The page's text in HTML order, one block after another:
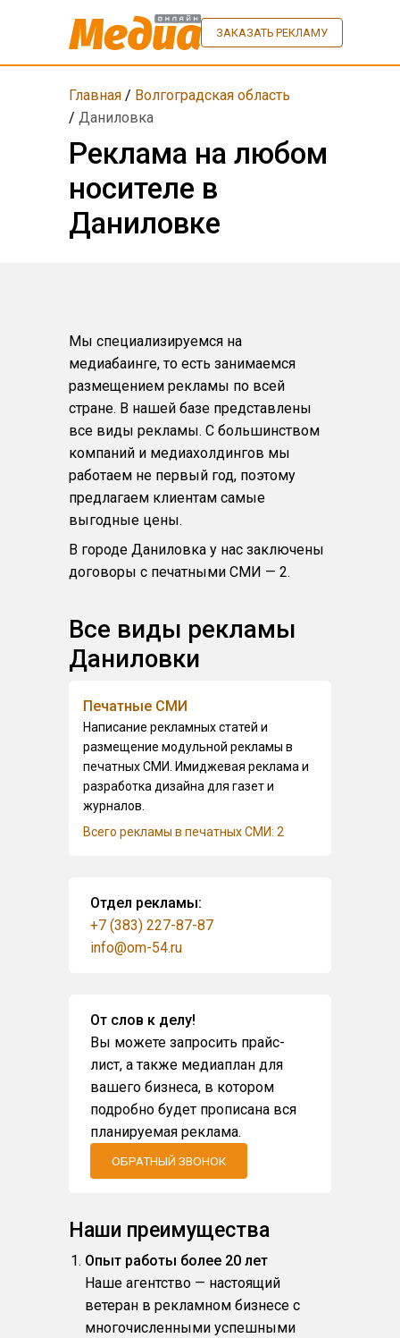
ЗАКАЗАТЬ РЕКЛАМУ
Главная / Волгоградская область
/Даниловка
Реклама на любом
носителе в
Даниловке
Мы специализируемся на
медиабаинге, то есть занимаемся
размещением рекламы по всей
стране. В нашей базе представлены
все виды рекламы. С большинством
компаний и медиахолдингов мы
работаем не первый год, поэтому
предлагаем клиентам самые
выгодные цены.
В городе Даниловка у нас заключены
договоры с печатными СМИ — 2.
Все виды рекламы
Даниловки
Печатные СМИ
Написание рекламных статей и
размещение модульной рекламы в
печатных СМИ. Имиджевая реклама и
разработка дизайна для газет и
журналов.
Всего рекламы в печатных СМИ: 2
Отдел рекламы:
+7 (383) 227-87-87
info@om-54.ru
От слов к делу!
Вы можете запросить прайс-
лист, а также медиаплан для
вашего бизнеса, в котором
подробно будет прописана вся
планируемая реклама.
ОБРАТНЫЙ ЗВОНОК
Наши преимущества
Опыт работы более 20 лет
Наше агентство — настоящий
ветеран в рекламном бизнесе с
многочисленными успешными